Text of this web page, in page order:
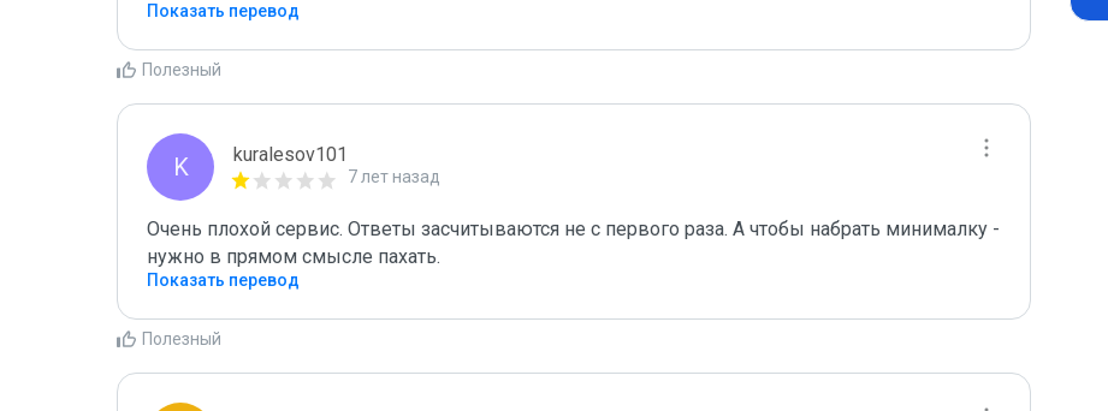
Показать перевод
Полезный
K kuralesov101
7 лет назад
Очень плохой сервис. Ответы засчитываются не с первого раза. А чтобы набрать минималку -
нужно в прямом смысле пахать.
Показать перевод
Полезный